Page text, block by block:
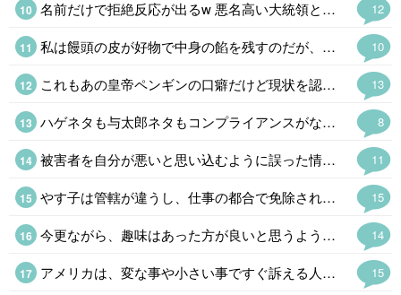
12
名前だけで拒絶反応が出るw 悪名高い大統領として後世に名を残すだろう
10
私は饅頭の皮が好物で中身の餡を残すのだが、これは皮が分厚すぎるしパサパサして美味しくない。今は食事制限でどちらもアウトだ。
13
これもあの皇帝ペンギンの口癖だけど現状を認識できない認知症なのか天然の…以下自粛。
8
ハゲネタも与太郎ネタもコンプライアンスがなんとかでNG。本人には自虐ネタにする権利があるのだが。カミナリ君も最近見ないな。誰か大阪名物ハリセンチョップを引き継いでくれないかなぁ。
11
被害者を自分が悪いと思い込むように誤った情報を与えて支配するガスライティングの手段としてわざと記憶を改竄するのと、自分は絶対に正しいと思い込んで不都合な記憶を改竄するのと両方ある。 だれとは言わないがウチの知事さん大丈夫なんかな。前々からの引き継ぎとは言え県の財政は緊急事態なんだけど。
15
やす子は管轄が違うし、仕事の都合で免除される制度もあるから、南海トラフクラスの災害が無い限り、招集される事はないね。
14
今更ながら、趣味はあった方が良いと思うようになったわ。 子育て中は毎日バタバタして、自分の時間が持てないけど、子供が手を離れて、空の巣症候群になる人は、趣味がないんだよね、 子育てしてなくても、趣味が無いと人生つまらないし。更年期もしかり。
15
アメリカは、変な事や小さい事ですぐ訴える人いるよね。 そんな事くらいで訴えるような男と、デートして楽しいわけないわ。 つまらないからスマホしてたって気付け。笑